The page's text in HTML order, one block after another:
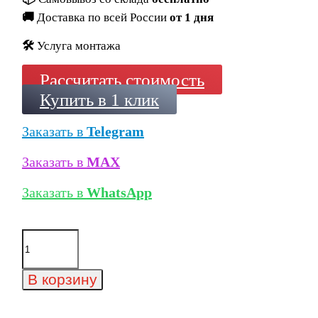
🚚 Доставка по всей России от 1 дня
🛠️ Услуга монтажа
Рассчитать стоимость
Купить в 1 клик
Заказать в Telegram
Заказать в MAX
Заказать в WhatsApp
Количество
товара
клинкерная
ступень
В корзину